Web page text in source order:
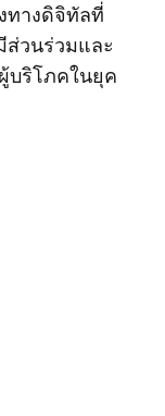
ทางดิจิทัลที่
ส่วนร่วมและ
บริโภคในยุค